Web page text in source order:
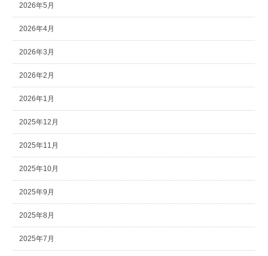
2026年5月
2026年4月
2026年3月
2026年2月
2026年1月
2025年12月
2025年11月
2025年10月
2025年9月
2025年8月
2025年7月